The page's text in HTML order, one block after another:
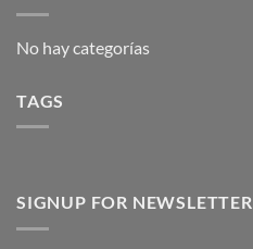
No hay categorías
TAGS
SIGNUP FOR NEWSLETTER